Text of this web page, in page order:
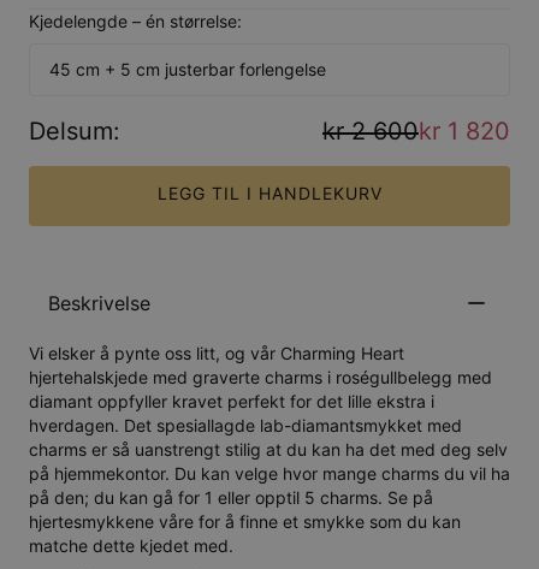
Kjedelengde – én størrelse:
45 cm + 5 cm justerbar forlengelse
Delsum: kr 2 600kr 1 820
LEGG TIL I HANDLEKURV
Beskrivelse
Vi elsker å pynte oss litt, og vår Charming Heart
hjertehalskjede med graverte charms i roségullbelegg med
diamant oppfyller kravet perfekt for det lille ekstra i
hverdagen. Det spesiallagde lab-diamantsmykket med
charms er så uanstrengt stilig at du kan ha det med deg selv
på hjemmekontor. Du kan velge hvor mange charms du vil ha
på den; du kan gå for 1 eller opptil 5 charms. Se på
hjertesmykkene våre for å finne et smykke som du kan
matche dette kjedet med.